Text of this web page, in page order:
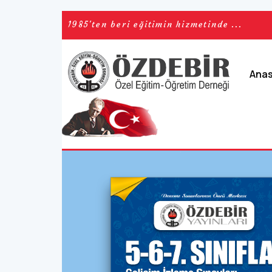
1985'ten beri eğitimin hizmetinde ...